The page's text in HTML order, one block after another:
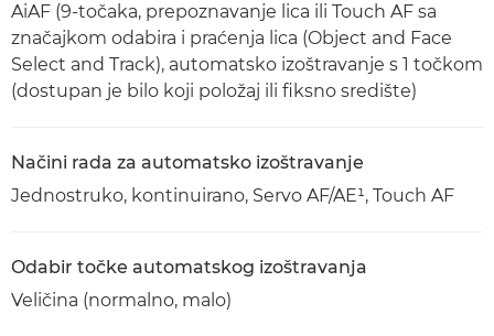
AiAF (9-točaka, prepoznavanje lica ili Touch AF sa
značajkom odabira i praćenja lica (Object and Face
Select and Track), automatsko izoštravanje s 1 točkom
(dostupan je bilo koji položaj ili fiksno središte)
Načini rada za automatsko izoštravanje
Jednostruko, kontinuirano, Servo AF/AE¹, Touch AF
Odabir točke automatskog izoštravanja
Veličina (normalno, malo)